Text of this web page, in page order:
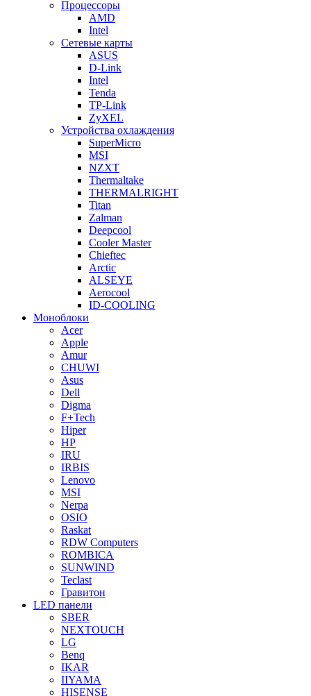
Процессоры
AMD
Intel
Сетевые карты
ASUS
D-Link
Intel
Tenda
TP-Link
ZyXEL
Устройства охлаждения
SuperMicro
MSI
NZXT
Thermaltake
THERMALRIGHT
Titan
Zalman
Deepcool
Cooler Master
Chieftec
Arctic
ALSEYE
Aerocool
ID-COOLING
Моноблоки
Acer
Apple
Amur
CHUWI
Asus
Dell
Digma
F+Tech
Hiper
HP
IRU
IRBIS
Lenovo
MSI
Nerpa
OSIO
Raskat
RDW Computers
ROMBICA
SUNWIND
Teclast
Гравитон
LED панели
SBER
NEXTOUCH
LG
Benq
IKAR
IIYAMA
HISENSE